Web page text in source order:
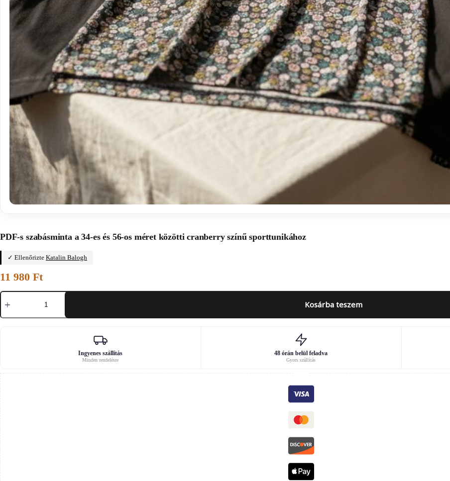
PDF-s szabásminta a 34-es és 56-os méret közötti cranberry színű sporttunikához
✓ Ellenőrizte Katalin Balogh
11 980 Ft
PDF-
a
közötti
cranberry
színű
sporttunikához
mennyiség
Kosárba teszem
Ingyenes szállítás
Minden rendelésre
48 órán belül feladva
Gyors szállítás